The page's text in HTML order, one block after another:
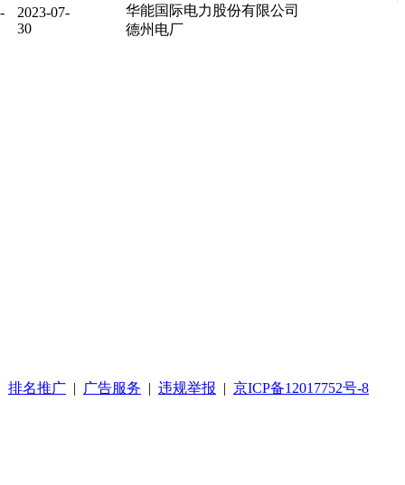
2023-07-
30
华能国际电力股份有限公司
德州电厂
排名推广 | 广告服务 | 违规举报 | 京ICP备12017752号-8